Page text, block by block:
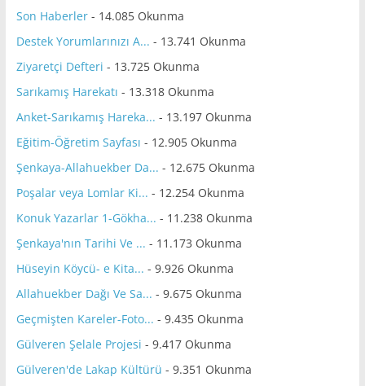
Son Haberler- 14.085 Okunma
Destek Yorumlarınızı A... - 13.741 Okunma
Ziyaretçi Defteri - 13.725 Okunma
Sarıkamış Harekatı - 13.318 Okunma
Anket-Sarıkamış Hareka... - 13.197 Okunma
Eğitim-Öğretim Sayfası - 12.905 Okunma
Şenkaya-Allahuekber Da... - 12.675 Okunma
Poşalar veya Lomlar Ki... - 12.254 Okunma
Konuk Yazarlar 1-Gökha... - 11.238 Okunma
Şenkaya'nın Tarihi Ve ... - 11.173 Okunma
Hüseyin Köycü- e Kita... - 9.926 Okunma
Allahuekber Dağı Ve Sa... - 9.675 Okunma
Geçmişten Kareler-Foto... - 9.435 Okunma
Gülveren Şelale Projesi - 9.417 Okunma
Gülveren'de Lakap Kültürü - 9.351 Okunma